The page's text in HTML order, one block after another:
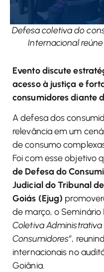
Defesa coletiva do
Internacional
Evento discute
acesso à justiça e
consumidores diante
A defesa dos
relevância em um
de consumo
Foi com esse objetivo
de Defesa do
Judicial do Tribunal
Goiás (Ejug)
de março, o Seminário
Coletiva Administrativa
Consumidores”,
internacionais no
Goiânia.